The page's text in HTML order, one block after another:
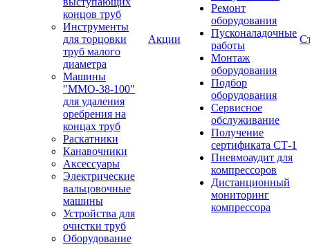
концов труб
Инструменты
для торцовки
труб малого
диаметра
Машины
"ММО-38-100"
для удаления
оребрения на
концах труб
Раскатники
Канавочники
Аксессуары
Электрические
вальцовочные
машины
Устройства для
очистки труб
Оборудование
Акции
Ремонт
оборудования
Пусконаладочные
работы
Монтаж
оборудования
Подбор
оборудования
Сервисное
обслуживание
Получение
сертификата СТ-1
Пневмоаудит для
компрессоров
Дистанционный
мониторинг
компрессора